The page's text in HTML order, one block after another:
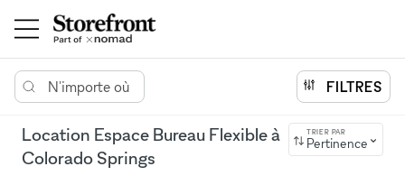
N'importe où FILTRES
Location Espace Bureau Flexible à
Colorado Springs
TRIER PAR
Pertinence